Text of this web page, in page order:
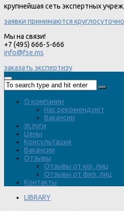
крупнейшая сеть экспертных
заявки принимаются
Мы на связи!
+7 (495) 666-5-666
info@fse.ms
заказать экспертизу
О компании
Нас рекомендуют
Вакансии
Услуги
Цены
Консультация
Вакансии
Отзывы
Отзывы от юр. лиц
Отзывы от физ. лиц
Контакты
LIBRARY